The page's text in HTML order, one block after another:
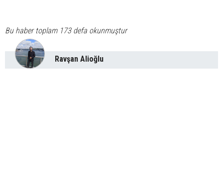
Bu haber toplam 173 defa okunmuştur
Ravşan Alioğlu